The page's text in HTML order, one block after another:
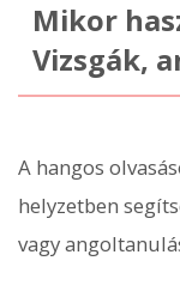
Mikor
Vizsgák,
A hangos
helyzetben
vagy